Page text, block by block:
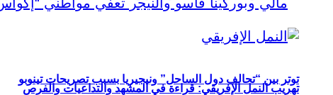
توتر بين “تحالف دول الساحل” ونيجيريا بسبب تصريحات تينوبو
تهريب النمل الإفريقي: قراءة في المشهد والتداعيات والفرص